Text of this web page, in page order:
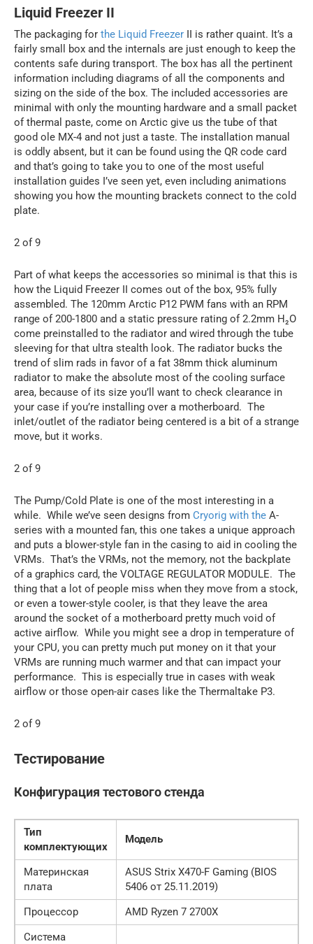
Liquid Freezer II
The packaging for the Liquid Freezer II is rather quaint. It’s a
fairly small box and the internals are just enough to keep the
contents safe during transport. The box has all the pertinent
information including diagrams of all the components and
sizing on the side of the box. The included accessories are
minimal with only the mounting hardware and a small packet
of thermal paste, come on Arctic give us the tube of that
good ole MX-4 and not just a taste. The installation manual
is oddly absent, but it can be found using the QR code card
and that’s going to take you to one of the most useful
installation guides I’ve seen yet, even including animations
showing you how the mounting brackets connect to the cold
plate.
2 of 9
Part of what keeps the accessories so minimal is that this is
how the Liquid Freezer II comes out of the box, 95% fully
assembled. The 120mm Arctic P12 PWM fans with an RPM
range of 200-1800 and a static pressure rating of 2.2mm H₂O
come preinstalled to the radiator and wired through the tube
sleeving for that ultra stealth look. The radiator bucks the
trend of slim rads in favor of a fat 38mm thick aluminum
radiator to make the absolute most of the cooling surface
area, because of its size you’ll want to check clearance in
your case if you’re installing over a motherboard. The
inlet/outlet of the radiator being centered is a bit of a strange
move, but it works.
2 of 9
The Pump/Cold Plate is one of the most interesting in a
while. While we’ve seen designs from Cryorig with the A-
series with a mounted fan, this one takes a unique approach
and puts a blower-style fan in the casing to aid in cooling the
VRMs. That’s the VRMs, not the memory, not the backplate
of a graphics card, the VOLTAGE REGULATOR MODULE. The
thing that a lot of people miss when they move from a stock,
or even a tower-style cooler, is that they leave the area
around the socket of a motherboard pretty much void of
active airflow. While you might see a drop in temperature of
your CPU, you can pretty much put money on it that your
VRMs are running much warmer and that can impact your
performance. This is especially true in cases with weak
airflow or those open-air cases like the Thermaltake P3.
2 of 9
Тестирование
Конфигурация тестового стенда
Тип
комплектующих
Модель
Материнская
плата
ASUS Strix X470-F Gaming (BIOS
5406 от 25.11.2019)
Процессор
AMD Ryzen 7 2700X
Система